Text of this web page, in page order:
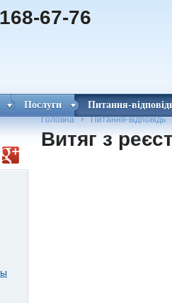
168-67-76
Послуги Питання-
Головна Питання-відповідь
Витяг з